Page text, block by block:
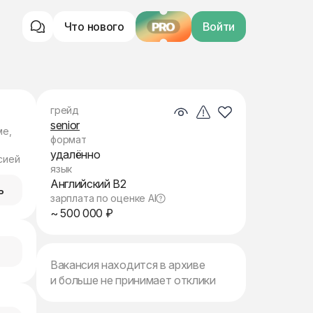
Что нового PRO Войти
грейд
senior
формат
удалённо
язык
Английский B2
зарплата по оценке AI
~ 500 000 ₽
Вакансия находится в архиве
и больше не принимает отклики